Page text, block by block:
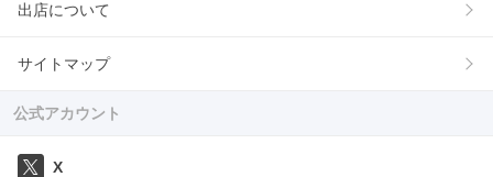
出店について
サイトマップ
公式アカウント
X